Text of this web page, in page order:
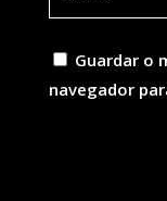
Guardar o
navegador